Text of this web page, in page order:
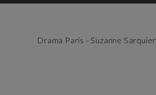
Drama Paris - Suzanne Sarquier